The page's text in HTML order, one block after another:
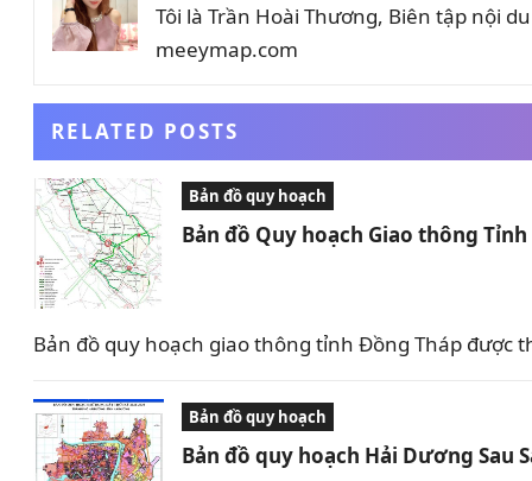
Tôi là Trần Hoài Thương, Biên tập nội
meeymap.com
RELATED POSTS
Bản đồ quy hoạch
Bản đồ Quy hoạch Giao thông
Bản đồ quy hoạch giao thông tỉnh Đồng Tháp
Bản đồ quy hoạch
Bản đồ quy hoạch Hải Dương Sau